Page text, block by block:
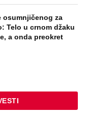
osumnjičenog za
Telo u crnom džaku
a onda preokret